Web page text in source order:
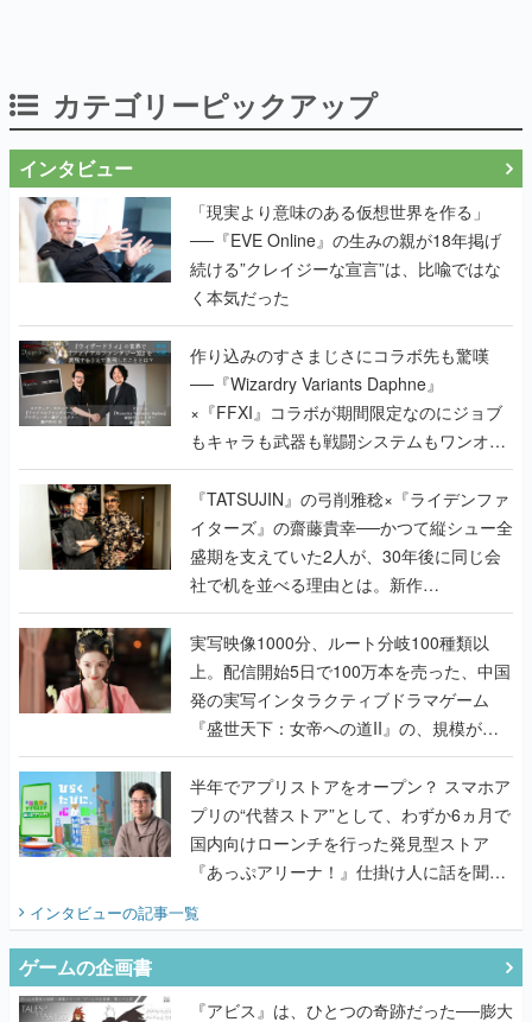
「現実より意味のある仮想世界を作る」
──『EVE Online』の生みの親が18年掲げ
く本気だった
作り込みのすさまじさにコラボ先も驚嘆
──『Wizardry Variants Daphne』
×『FFXI』コラボが期間限定なのにジョブ
もキャラも武器も戦闘システムもワンオフ
で作り込まれた理由を両ディレクターに聞
く
『TATSUJIN』の弓削雅稔×『ライデンファ
イターズ』の齋藤貴幸──かつて縦シュー全
盛期を支えていた2人が、30年後に同じ会
社で机を並べる理由とは。新作
『TATSUJIN EXTREME』で初タッグを組
んだレジェンド2人に訊く開発秘話
実写映像1000分、ルート分岐100種類以
上。配信開始5日で100万本を売った、中国
発の実写インタラクティブドラマゲーム
『盛世天下：女帝への道II』の、規模が違
うこだわりをプロデューサーに聞いた
半年でアプリストアをオープン？ スマホア
プリの“代替ストア”として、わずか6ヵ月で
国内向けローンチを行った発見型ストア
『あっぷアリーナ！』仕掛け人に話を聞い
てみた
インタビューの記事一覧
『アビス』は、ひとつの奇跡だった──膨大
な開発資料とともに『テイルズ オブ ジ ア
るRPG」が生まれた理由【ゲームの企画